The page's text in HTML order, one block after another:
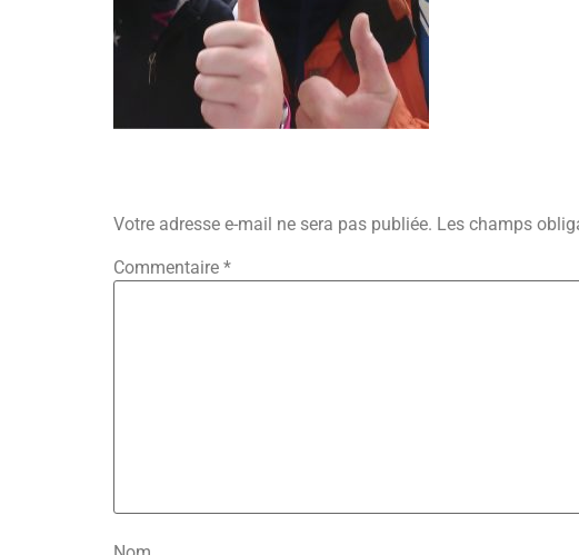
Votre adresse e-mail ne sera pas publiée. Les champs
Commentaire *